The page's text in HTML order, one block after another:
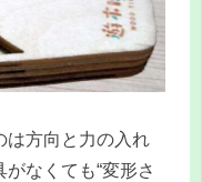
は方向と力の入れ
なくても“変形さ